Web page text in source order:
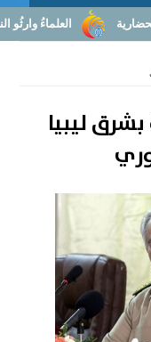
العلماءُ وارثُو النبوّة:
ليبيا